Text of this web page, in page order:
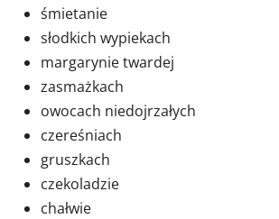
śmietanie
słodkich wypiekach
margarynie twardej
zasmażkach
owocach niedojrzałych
czereśniach
gruszkach
czekoladzie
chałwie